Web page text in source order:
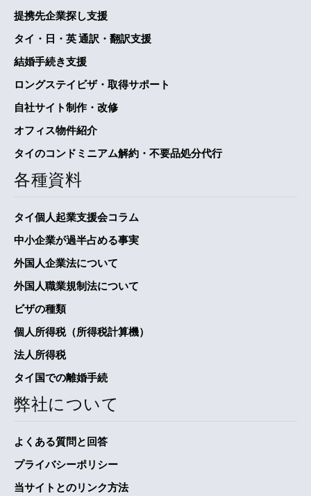
提携先企業探し支援
タイ・日・英 通訳・翻訳支援
結婚手続き支援
ロングステイビザ・取得サポート
自社サイト制作・改修
オフィス物件紹介
タイのコンドミニアム解約・不要品処分代行
各種資料
タイ個人起業支援会コラム
中小企業が過半占める事実
外国人企業法について
外国人職業規制法について
ビザの種類
個人所得税（所得税計算機）
法人所得税
タイ国での離婚手続
弊社について
よくある質問と回答
プライバシーポリシー
当サイトとのリンク方法